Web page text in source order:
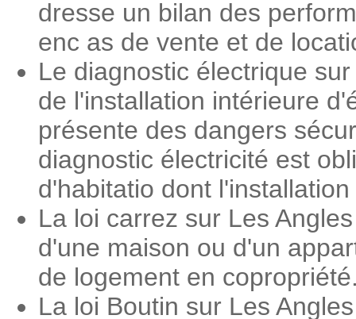
dresse un bilan des
enc as de vente et de
Le diagnostic électrique
de l'installation intérieure
présente des dangers
diagnostic électricité est
d'habitatio dont
La loi carrez sur Les
d'une maison ou d'un
de logement en
La loi Boutin sur Les